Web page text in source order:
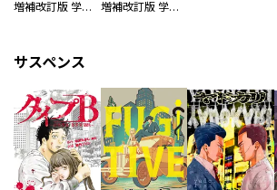
増補改訂版 学研まんが NEW世界の歴史 別巻 人物学習事典 増補改訂版 学研まんが NEW世界の歴史 別巻 世界遺産学習事典
サスペンス